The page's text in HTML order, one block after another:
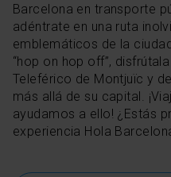
Barcelona en transporte
adéntrate en una ruta
emblemáticos de la
“hop on hop off”,
Teleférico de Montjuïc y
más allá de su capital.
ayudamos a ello! ¿Estás
experiencia Hola